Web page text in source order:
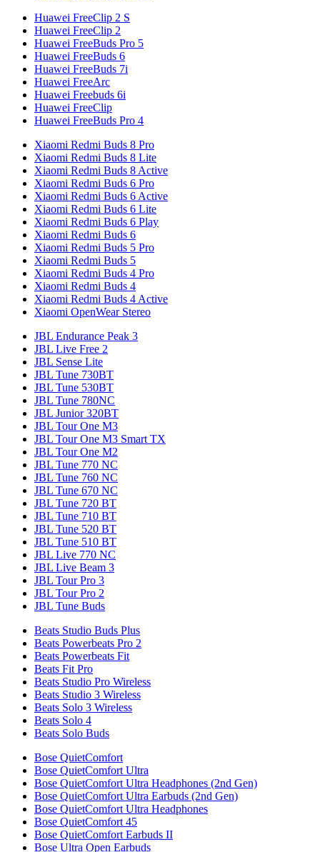
Huawei FreeClip 2 S
Huawei FreeClip 2
Huawei FreeBuds Pro 5
Huawei FreeBuds 6
Huawei FreeBuds 7i
Huawei FreeArc
Huawei Freebuds 6i
Huawei FreeClip
Huawei FreeBuds Pro 4
Xiaomi Redmi Buds 8 Pro
Xiaomi Redmi Buds 8 Lite
Xiaomi Redmi Buds 8 Active
Xiaomi Redmi Buds 6 Pro
Xiaomi Redmi Buds 6 Active
Xiaomi Redmi Buds 6 Lite
Xiaomi Redmi Buds 6 Play
Xiaomi Redmi Buds 6
Xiaomi Redmi Buds 5 Pro
Xiaomi Redmi Buds 5
Xiaomi Redmi Buds 4 Pro
Xiaomi Redmi Buds 4
Xiaomi Redmi Buds 4 Active
Xiaomi OpenWear Stereo
JBL Endurance Peak 3
JBL Live Free 2
JBL Sense Lite
JBL Tune 730BT
JBL Tune 530BT
JBL Tune 780NC
JBL Junior 320BT
JBL Tour One M3
JBL Tour One M3 Smart TX
JBL Tour One M2
JBL Tune 770 NC
JBL Tune 760 NC
JBL Tune 670 NC
JBL Tune 720 BT
JBL Tune 710 BT
JBL Tune 520 BT
JBL Tune 510 BT
JBL Live 770 NC
JBL Live Beam 3
JBL Tour Pro 3
JBL Tour Pro 2
JBL Tune Buds
Beats Studio Buds Plus
Beats Powerbeats Pro 2
Beats Powerbeats Fit
Beats Fit Pro
Beats Studio Pro Wireless
Beats Studio 3 Wireless
Beats Solo 3 Wireless
Beats Solo 4
Beats Solo Buds
Bose QuietComfort
Bose QuietComfort Ultra
Bose QuietComfort Ultra Headphones (2nd Gen)
Bose QuietComfort Ultra Earbuds (2nd Gen)
Bose QuietComfort Ultra Headphones
Bose QuietComfort 45
Bose QuietComfort Earbuds II
Bose Ultra Open Earbuds